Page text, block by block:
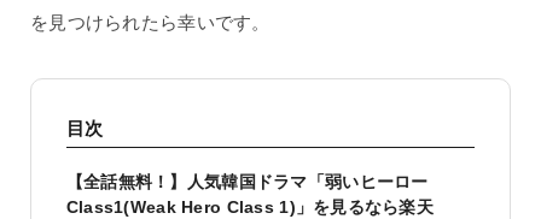
を見つけられたら幸いです。
目次
【全話無料！】人気韓国ドラマ「弱いヒーロー
Class1(Weak Hero Class 1)」を見るなら楽天